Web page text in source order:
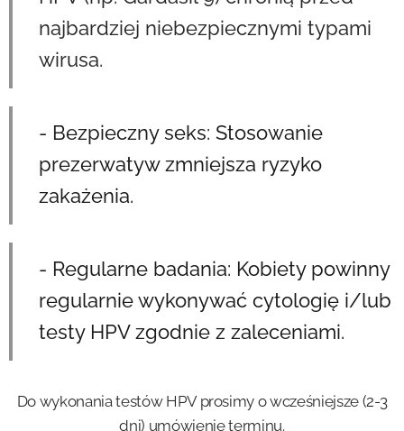
najbardziej niebezpiecznymi typami
wirusa.
- Bezpieczny seks: Stosowanie
prezerwatyw zmniejsza ryzyko
zakażenia.
- Regularne badania: Kobiety powinny
regularnie wykonywać cytologię i/lub
testy HPV zgodnie z zaleceniami.
Do wykonania testów HPV prosimy o wcześniejsze (2-3
dni) umówienie terminu.